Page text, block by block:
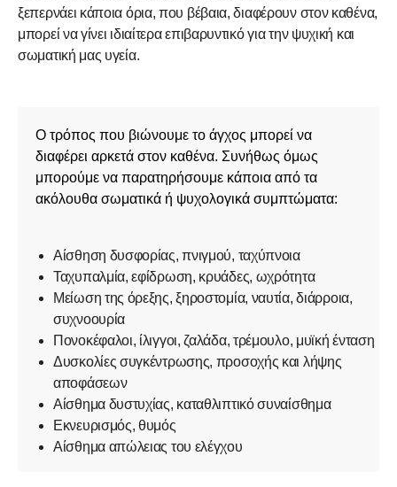
ξεπερνάει κάποια όρια, που βέβαια, διαφέρουν στον καθένα,
μπορεί να γίνει ιδιαίτερα επιβαρυντικό για την ψυχική και
σωματική μας υγεία.
Ο τρόπος που βιώνουμε το άγχος μπορεί να
διαφέρει αρκετά στον καθένα. Συνήθως όμως
μπορούμε να παρατηρήσουμε κάποια από τα
ακόλουθα σωματικά ή ψυχολογικά συμπτώματα:
Αίσθηση δυσφορίας, πνιγμού, ταχύπνοια
Ταχυπαλμία, εφίδρωση, κρυάδες, ωχρότητα
Μείωση της όρεξης, ξηροστομία, ναυτία, διάρροια,
συχνοουρία
Πονοκέφαλοι, ίλιγγοι, ζαλάδα, τρέμουλο, μυϊκή ένταση
Δυσκολίες συγκέντρωσης, προσοχής και λήψης
αποφάσεων
Αίσθημα δυστυχίας, καταθλιπτικό συναίσθημα
Εκνευρισμός, θυμός
Αίσθημα απώλειας του ελέγχου